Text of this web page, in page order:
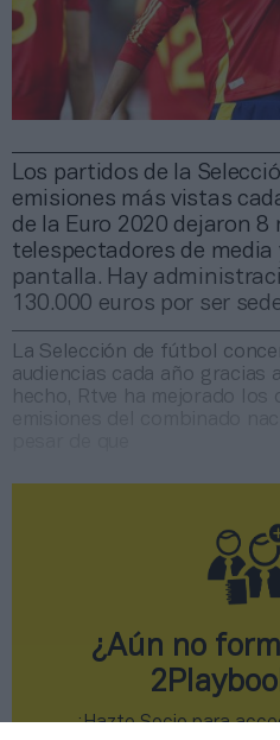
Los partidos de la
emisiones más vistas
de la Euro 2020 dejaron 8
telespectadores de
pantalla. Hay
130.000 euros por ser
La Selección de fútbol
audiencias cada año gracias
hecho, Rtve ha mejorado los
¿Aún no
¡Hazte Socio para